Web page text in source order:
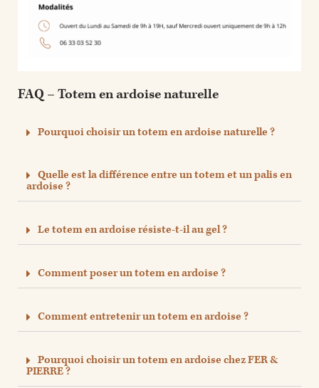
FAQ – Totem en ardoise naturelle
Pourquoi choisir un totem en ardoise naturelle ?
Quelle est la différence entre un totem et un palis en
ardoise ?
Le totem en ardoise résiste-t-il au gel ?
Comment poser un totem en ardoise ?
Comment entretenir un totem en ardoise ?
Pourquoi choisir un totem en ardoise chez FER &
PIERRE ?